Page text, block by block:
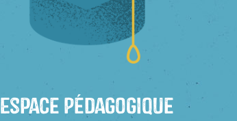
Espace Pédagogique